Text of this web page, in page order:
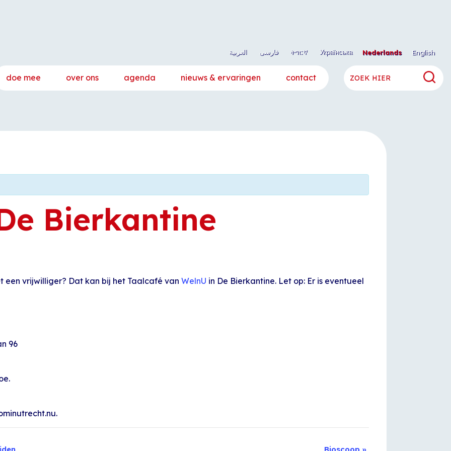
Nederlands English العربية فارسی ትግርኛ Українська
doe mee over ons agenda nieuws & ervaringen contact
Bierkantine
vrijwilliger? Dat kan bij het Taalcafé van WelnU in De Bierkantine. Let op: Er is eventueel
96